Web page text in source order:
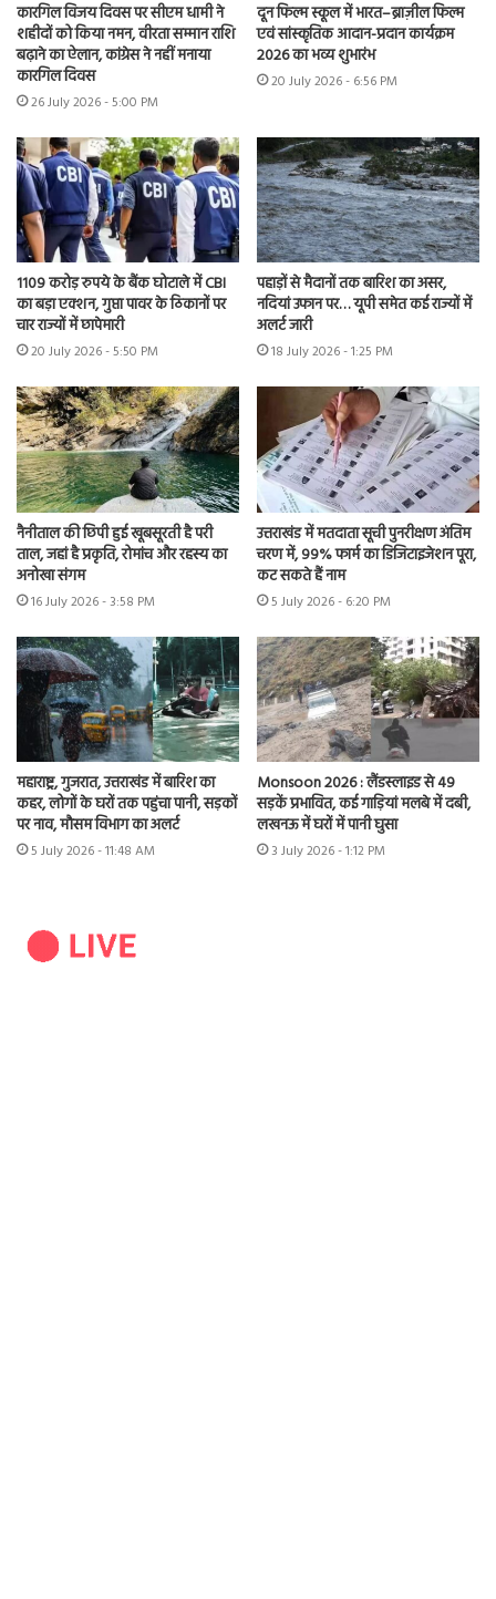
कारगिल विजय दिवस पर सीएम धामी ने
शहीदों को किया नमन, वीरता सम्मान राशि
बढ़ाने का ऐलान, कांग्रेस ने नहीं मनाया
कारगिल दिवस
26 July 2026 - 5:00 PM
दून फिल्म स्कूल में भारत–ब्राज़ील फिल्म
एवं सांस्कृतिक आदान-प्रदान कार्यक्रम
2026 का भव्य शुभारंभ
20 July 2026 - 6:56 PM
1109 करोड़ रुपये के बैंक घोटाले में CBI
का बड़ा एक्शन, गुप्ता पावर के ठिकानों पर
चार राज्यों में छापेमारी
20 July 2026 - 5:50 PM
पहाड़ों से मैदानों तक बारिश का असर,
नदियां उफान पर… यूपी समेत कई राज्यों में
अलर्ट जारी
18 July 2026 - 1:25 PM
नैनीताल की छिपी हुई खूबसूरती है परी
ताल, जहां है प्रकृति, रोमांच और रहस्य का
अनोखा संगम
16 July 2026 - 3:58 PM
उत्तराखंड में मतदाता सूची पुनरीक्षण अंतिम
चरण में, 99% फार्म का डिजिटाइजेशन पूरा,
कट सकते हैं नाम
5 July 2026 - 6:20 PM
महाराष्ट्र, गुजरात, उत्तराखंड में बारिश का
कहर, लोगों के घरों तक पहुंचा पानी, सड़कों
पर नाव, मौसम विभाग का अलर्ट
5 July 2026 - 11:48 AM
Monsoon 2026 : लैंडस्लाइड से 49
सड़कें प्रभावित, कई गाड़ियां मलबे में दबी,
लखनऊ में घरों में पानी घुसा
3 July 2026 - 1:12 PM